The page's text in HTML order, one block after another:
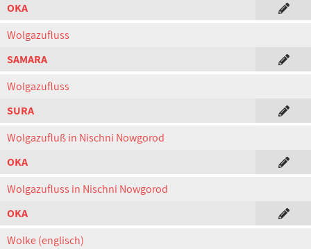
OKA
Wolgazufluss
SAMARA
Wolgazufluss
SURA
Wolgazufluß in Nischni Nowgorod
OKA
Wolgazufluss in Nischni Nowgorod
OKA
Wolke (englisch)